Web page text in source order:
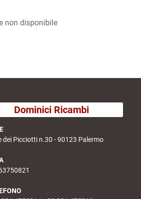
non disponibile
Dominici Ricambi
dei Picciotti n.30 - 90123 Palermo